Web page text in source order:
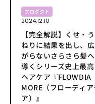
プロダクト
2024.12.10
【完全解説】くせ・う
ねりに結果を出し、広
がらないさらさら髪へ
導くシリーズ史上最
ヘアケア『FLOWDIA
MORE（フローディア
ア）』